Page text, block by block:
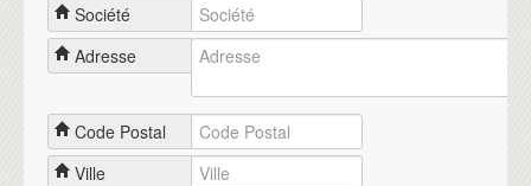
Société
Adresse
Code Postal
Ville